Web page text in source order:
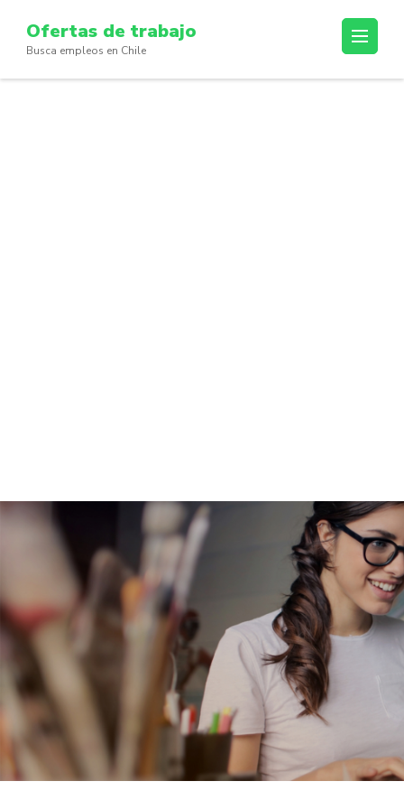
content
(Press
Ofertas de trabajo
Busca empleos en Chile